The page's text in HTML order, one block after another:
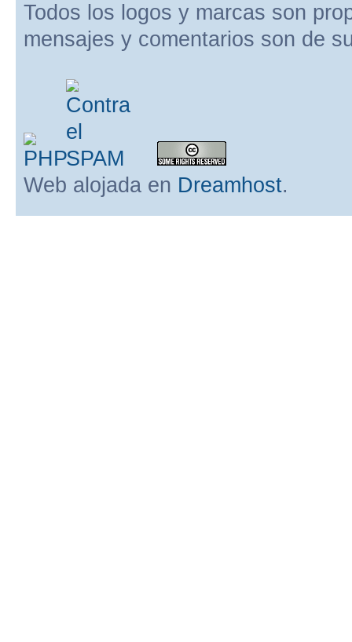
Todos los logos y marcas son
mensajes y comentarios son de
Web alojada en Dreamhost.